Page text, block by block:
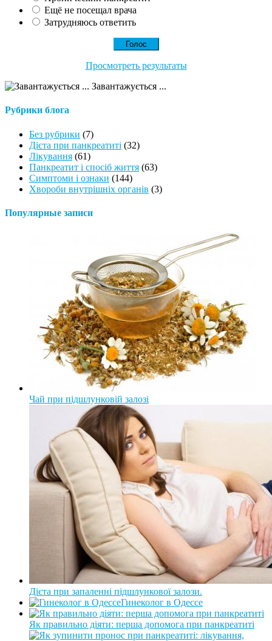
Ещё не посещал врача
Затрудняюсь ответить
Просмотреть результаты
Завантажується ...
Рубрики блога
Без рубрики (7)
Дієта при панкреатиті (32)
Лікування (61)
Панкреатит і спосіб життя (63)
Симптоми і ознаки (144)
Хвороби внутрішніх органів (3)
Популярные записи
Чай при підшлунковій залозі
Дієта при запаленні підшлункової залози.
Гинеколог в Одессе
Як правильно діяти: перша допомога при панкреатиті